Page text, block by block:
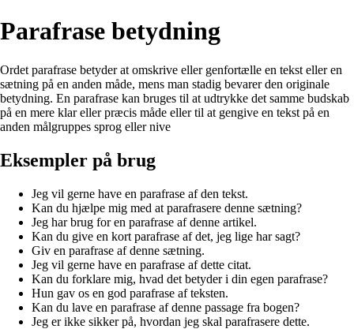
Parafrase betydning
Ordet parafrase betyder at omskrive eller genfortælle en tekst eller en
sætning på en anden måde, mens man stadig bevarer den originale
betydning. En parafrase kan bruges til at udtrykke det samme budskab
på en mere klar eller præcis måde eller til at gengive en tekst på en
anden målgruppes sprog eller nive
Eksempler på brug
Jeg vil gerne have en parafrase af den tekst.
Kan du hjælpe mig med at parafrasere denne sætning?
Jeg har brug for en parafrase af denne artikel.
Kan du give en kort parafrase af det, jeg lige har sagt?
Giv en parafrase af denne sætning.
Jeg vil gerne have en parafrase af dette citat.
Kan du forklare mig, hvad det betyder i din egen parafrase?
Hun gav os en god parafrase af teksten.
Kan du lave en parafrase af denne passage fra bogen?
Jeg er ikke sikker på, hvordan jeg skal parafrasere dette.